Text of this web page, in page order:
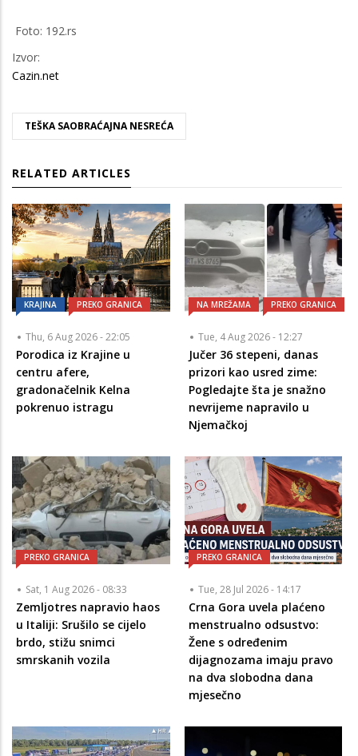
Foto: 192.rs
Izvor:
Cazin.net
TEŠKA SAOBRAĆAJNA NESREĆA
RELATED ARTICLES
KRAJINA PREKO GRANICA
Thu, 6 Aug 2026 - 22:05
Porodica iz Krajine u
centru afere,
gradonačelnik Kelna
pokrenuo istragu
NA MREŽAMA PREKO GRANICA
Tue, 4 Aug 2026 - 12:27
Jučer 36 stepeni, danas
prizori kao usred zime:
Pogledajte šta je snažno
nevrijeme napravilo u
Njemačkoj
PREKO GRANICA
Sat, 1 Aug 2026 - 08:33
Zemljotres napravio haos
u Italiji: Srušilo se cijelo
brdo, stižu snimci
smrskanih vozila
PREKO GRANICA
Tue, 28 Jul 2026 - 14:17
Crna Gora uvela plaćeno
menstrualno odsustvo:
Žene s određenim
dijagnozama imaju pravo
na dva slobodna dana
mjesečno